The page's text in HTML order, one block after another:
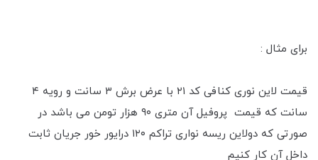
برای مثال :
قیمت لاین نوری کنافی کد ۲۱ با عرض برش ۳ سانت و رویه ۴
سانت که قیمت پروفیل آن متری ۹۰ هزار تومن می باشد در
صورتی که دو‌لاین ریسه نواری تراکم ۱۲۰ درایور خور جریان ثابت
داخل آن کار کنیم